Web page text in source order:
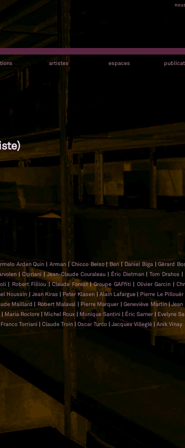
artistes espaces
Arden Quin |Arman |Chicco Beiso|Ben|Daniel Biga |Gérard
|Cipriani |Jean-Claude Couraleau | Éric Dietman |Tom Drahos |
| Robert Filliou |Claude Forest|Groupe GAFfiti | Olivier Garcin |
Houssin | Jean Kiras | Peter Klasen | Alain Lafargue | Pierre Le Pillouër
Maillard | Robert Malaval | Pierre Marquer |Geneviève Martin|Jean
| Maria Roclore | Michel Roux| Monique Santini | Éric Sarner| Evelyne
Franco Torriani | Claude Troin | Oscar Turco | Jacques Villeglé | Anik Vinay